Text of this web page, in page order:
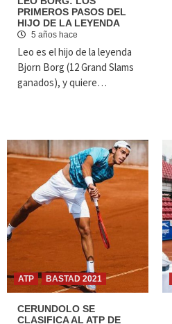
PRIMEROS PASOS DEL
HIJO DE LA LEYENDA
5 años hace
Leo es el hijo de la leyenda
Bjorn Borg (12 Grand Slams
ganados), y quiere…
ATP BASTAD 2021
CERUNDOLO SE
CLASIFICA AL ATP DE